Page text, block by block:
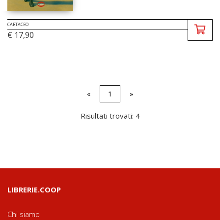
CARTACEO
€ 17,90
« 1 »
Risultati trovati: 4
LIBRERIE.COOP
Chi siamo